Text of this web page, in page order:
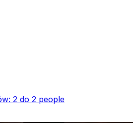
2 do 2 people